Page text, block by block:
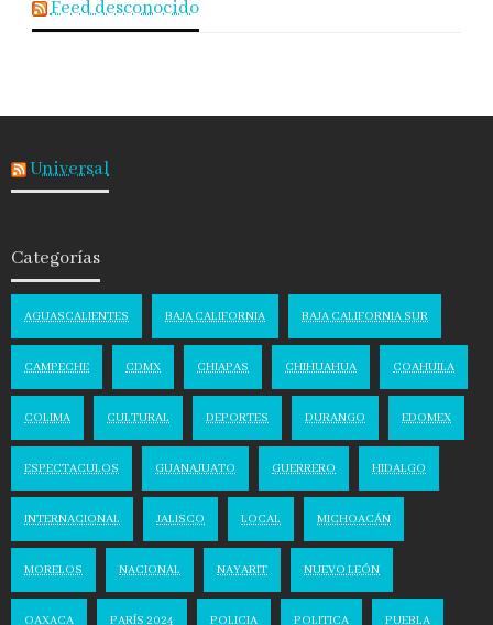
Feed desconocido
Universal
Categorías
AGUASCALIENTES BAJA CALIFORNIA BAJA CALIFORNIA SUR
CAMPECHE CDMX CHIAPAS CHIHUAHUA COAHUILA
COLIMA CULTURAL DEPORTES DURANGO EDOMEX
ESPECTACULOS GUANAJUATO GUERRERO HIDALGO
INTERNACIONAL JALISCO LOCAL MICHOACÁN
MORELOS NACIONAL NAYARIT NUEVO LEÓN
OAXACA PARÍS 2024 POLICIA POLITICA PUEBLA